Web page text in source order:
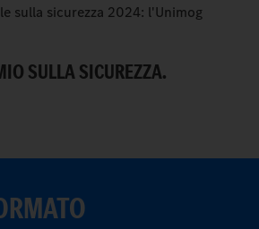
sulla sicurezza 2024: l'Unimog
SULLA SICUREZZA.